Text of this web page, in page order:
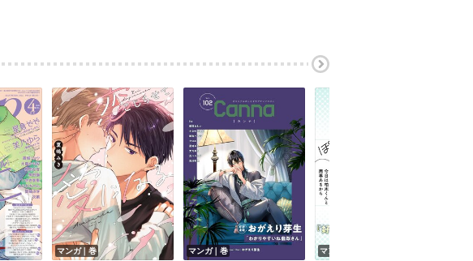
マンガ｜巻 マンガ｜巻 マンガ｜巻